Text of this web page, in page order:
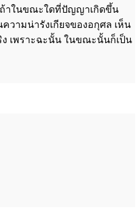
าในขณะใดที่ปัญญาเกิดขึ้น
วามน่ารังเกียจของอกุศล เห็น
เพราะฉะนั้น ในขณะนั้นก็เป็น